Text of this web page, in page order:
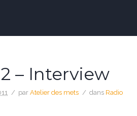
2 – Interview
par Atelier des mets dans Radio